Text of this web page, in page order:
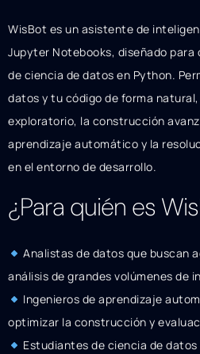
WisBot es un asistente de
Jupyter Notebooks, diseñado
de ciencia de datos en Python.
datos y tu código de forma
exploratorio, la construcción
aprendizaje automático y la
en el entorno de desarrollo.
¿Para quién es
Analistas de datos que buscan
análisis de grandes volúmenes de
Ingenieros de aprendizaje
optimizar la construcción y
Estudiantes de ciencia de